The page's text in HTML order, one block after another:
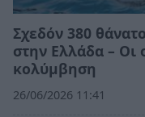
Σχεδόν 380
στην Ελλάδα – Οι
κολύμβηση
26/06/2026 11:41